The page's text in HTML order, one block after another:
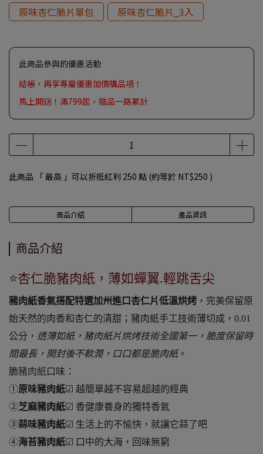
原味杏仁脆片單包
原味杏仁脆片_3入
此商品參與的優惠活動
結帳，再享專屬優惠加價購品項！
馬上開送！滿799起，贈品一路累計
此商品 「 最高 」可以折抵紅利 250 點 (約等於 NT$250 )
商品介紹 產品資訊
商品介紹
⭐杏仁脆豬肉紙，薄如蟬翼.輕跳舌尖
豬肉紙香氣搭配特選加州進口杏仁片低溫烘烤 ，完美保留原
始天然的肉香和杏仁的清甜；豬肉紙手工技術薄切成，0.01
公分， 透薄如紙，豬肉紙片烘烤技術全國第一，脆度保留時
間最長，開封後不軟潤，口口都是脆肉紙。
脆豬肉紙口味：
①原味豬肉紙☑ 越簡單越不容易超越的經典
②芝麻豬肉紙☑ 香健康養身的獨特香氣
③蒜味豬肉紙☑ 生活上的不愉快，就讓它蒜了吧
④海苔豬肉紙☑ 口中的大海，回味無窮